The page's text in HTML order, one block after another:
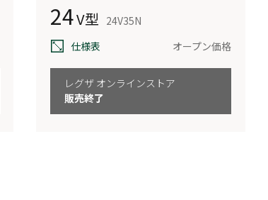
24V型 24V35N
仕様表
オープン価格
レグザ オンラインストア
販売終了